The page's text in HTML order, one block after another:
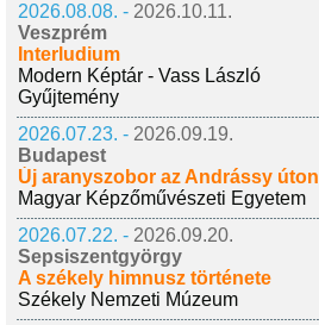
2026.08.08. - 2026.10.11.
Veszprém
Interludium
Modern Képtár - Vass László
Gyűjtemény
2026.07.23. - 2026.09.19.
Budapest
Új aranyszobor az Andrássy úton
Magyar Képzőművészeti Egyetem
2026.07.22. - 2026.09.20.
Sepsiszentgyörgy
A székely himnusz története
Székely Nemzeti Múzeum